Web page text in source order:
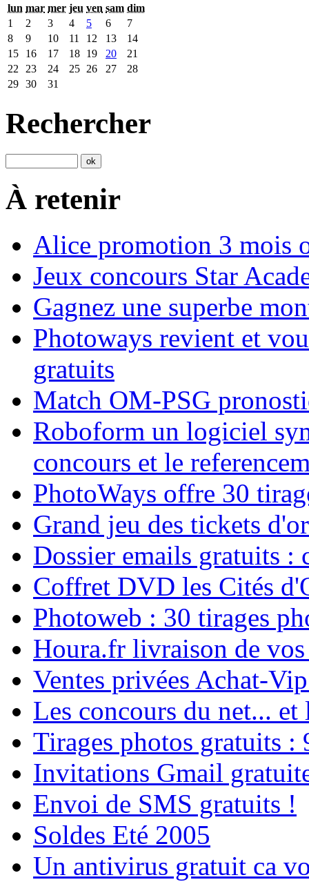
lun mar mer jeu ven sam dim
1
2 3 4 5 6
7
8
9 10 11 12 13
14
15
16 17 18 19 20
21
22
23 24 25 26 27
28
29 30 31
Rechercher
À retenir
Alice promotion 3 mois
Jeux concours Star
Gagnez une superbe
Photoways revient et
gratuits
Match OM-PSG
Roboform un logiciel
concours et le
PhotoWays offre 30
Grand jeu des tickets
Dossier emails gratuits :
Coffret DVD les Cités
Photoweb : 30 tirages
Houra.fr livraison de
Ventes privées Achat-
Les concours du net... et
Tirages photos gratuits :
Invitations Gmail
Envoi de SMS gratuits !
Soldes Eté 2005
Un antivirus gratuit ca